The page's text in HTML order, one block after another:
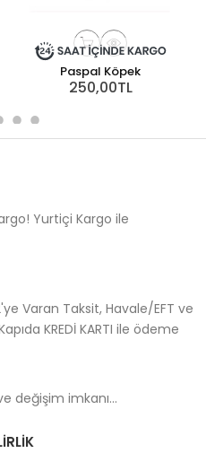
Paspal Köpek
250,00TL
Yurtiçi Kargo ile
Varan Taksit, Havale/EFT ve
KREDİ KARTI ile ödeme
değişim imkanı...